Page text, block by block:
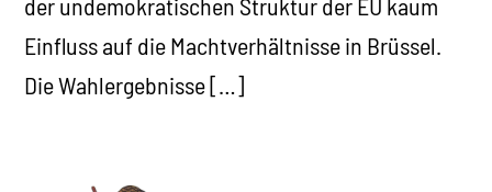
Einfluss auf die Machtverhältnisse in Brüssel.
Die Wahlergebnisse […]